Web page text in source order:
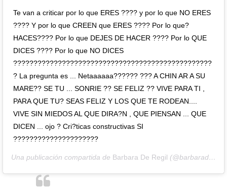
Te van a criticar por lo que ERES ???? y por lo que NO ERES
???? Y por lo que CREEN que ERES ???? Por lo que?
HACES???? Por lo que DEJES DE HACER ???? Por lo QUE
DICES ???? Por lo que NO DICES
?????????????????????????????????????????????????
? La pregunta es ... Netaaaaaa?????? ??? A CHIN AR A SU
MARE?? SE TU ... SONRIE ?? SE FELIZ ?? VIVE PARA TI ,
PARA QUE TU? SEAS FELIZ Y LOS QUE TE RODEAN....
VIVE SIN MIEDOS AL QUE DIRA?N , QUE PIENSAN ... QUE
DICEN ... ojo ? Cri?ticas constructivas SI
?????????????????????
Una publicación compartida de Barbara De Regil (@barbaraderegil) el